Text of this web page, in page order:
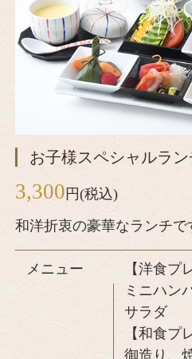
お子様スペシャルラン
3,300 円(税込)
和洋折衷の豪華なランチで
メニュー
【洋食プ
ミニハン
サラダ
【和食プ
御造り、